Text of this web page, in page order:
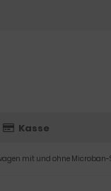
Kasse
mit und ohne